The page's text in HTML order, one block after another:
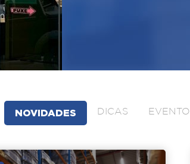
NOVIDADES DICAS